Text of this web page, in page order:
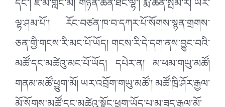
དང་། ཇོ་མོ་གླང་མ། གཉན་ཆེན་ཐང་ལྷ་། རྨ་ཆེན་སྤོམ་ར། ཡར་
ལྷ་ཤམ་པོ་། རོང་བཙན་ཁ་བ་དཀར་པོ་སོགས་སྙན་གྲགས་
ཅན་གྱི་གངས་རི་མང་པོ་ཡོད། གངས་རི་དེ་དག་ནས་བྱུང་བའི་
མཚོ་དང་མཚེའུ་མང་པོ་ཡོད། དཔེར་ན། མ་ཕམ་གཡུ་མཚོ།
གནམ་མཚོ་ཕྱུག་མོ། ཡར་འབྲོག་གཡུ་མཚོ་། མཚོ་ཁྲི་ཤོར་རྒྱལ་